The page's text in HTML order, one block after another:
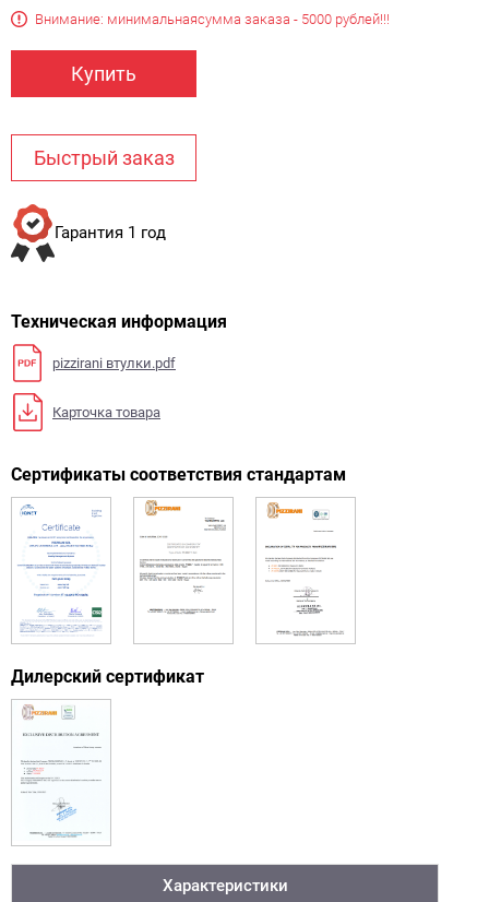
Внимание: минимальнаясумма заказа - 5000 рублей!!!
Купить
Быстрый заказ
Гарантия 1 год
Техническая информация
pizzirani втулки.pdf
Карточка товара
Сертификаты соответствия стандартам
Дилерский сертификат
Характеристики